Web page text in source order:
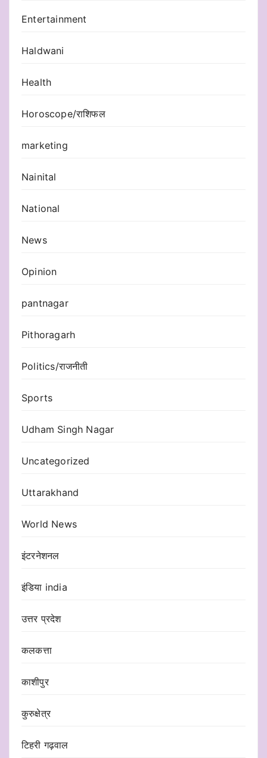
Entertainment
Haldwani
Health
Horoscope/राशिफल
marketing
Nainital
National
News
Opinion
pantnagar
Pithoragarh
Politics/राजनीती
Sports
Udham Singh Nagar
Uncategorized
Uttarakhand
World News
इंटरनेशनल
इंडिया india
उत्तर प्रदेश
कलकत्ता
काशीपुर
कुरुक्षेत्र
टिहरी गढ़वाल